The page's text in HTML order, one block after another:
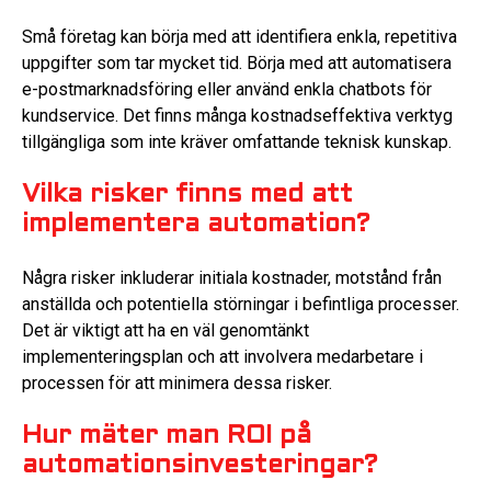
Små företag kan börja med att identifiera enkla, repetitiva
uppgifter som tar mycket tid. Börja med att automatisera
e-postmarknadsföring eller använd enkla chatbots för
kundservice. Det finns många kostnadseffektiva verktyg
tillgängliga som inte kräver omfattande teknisk kunskap.
Vilka risker finns med att
implementera automation?
Några risker inkluderar initiala kostnader, motstånd från
anställda och potentiella störningar i befintliga processer.
Det är viktigt att ha en väl genomtänkt
implementeringsplan och att involvera medarbetare i
processen för att minimera dessa risker.
Hur mäter man ROI på
automationsinvesteringar?